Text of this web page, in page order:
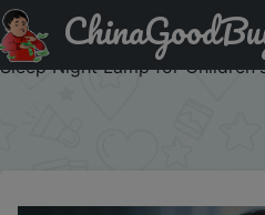
Промокод на знижку
Night Light Kawaii Gift Home
Sleep Night Lamp for